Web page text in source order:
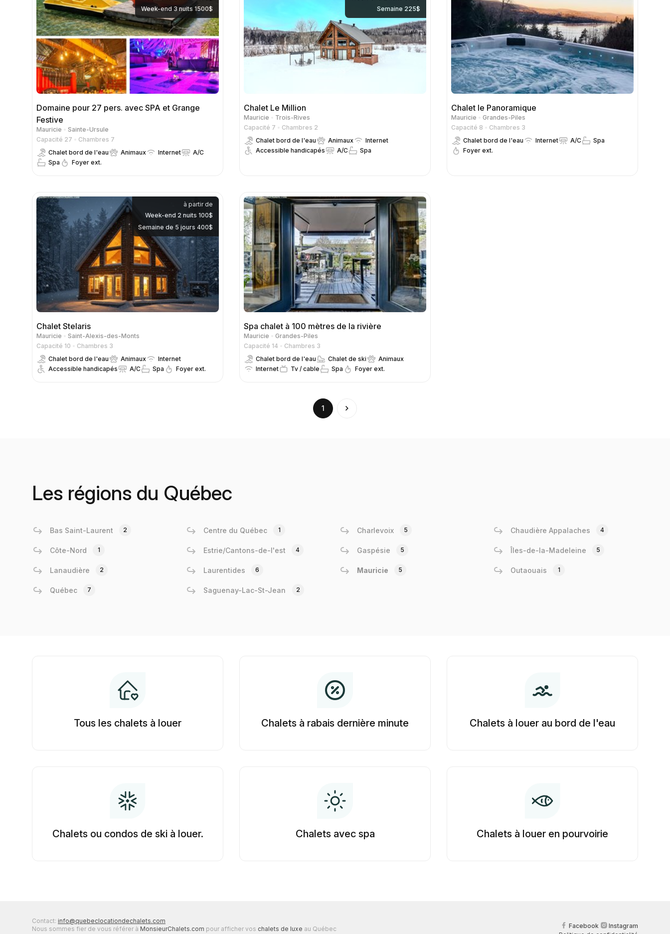
Week-end 3 nuits 1500$
Domaine pour 27 pers. avec SPA et Grange
Festive
Mauricie
Sainte-Ursule
Capacité 27
Chambres 7
Chalet bord de l'eau
Animaux Internet
A/C
Spa
Foyer ext.
Semaine 225$
Chalet Le Million
Mauricie
Trois-Rives
Capacité 7
Chambres 2
Chalet bord de l'eau
Animaux
Internet
Accessible handicapés
A/C Spa
Chalet le Panoramique
Mauricie
Grandes-Piles
Capacité 8
Chambres 3
Chalet bord de l'eau
Internet A/C
Spa
Foyer ext.
à partir de
Week-end 2 nuits 100$
Semaine de 5 jours 400$
Chalet Stelaris
Mauricie
Saint-Alexis-des-Monts
Capacité 10
Chambres 3
Chalet bord de l'eau
Animaux
Internet
Accessible handicapés
A/C Spa Foyer ext.
Spa chalet à 100 mètres de la rivière
Mauricie
Grandes-Piles
Capacité 14
Chambres 3
Chalet bord de l'eau
Chalet de ski
Animaux
Internet
Tv / cable Spa Foyer ext.
1
(current)
Les régions du Québec
Bas Saint-Laurent 2 Centre du Québec 1 Charlevoix 5 Chaudière Appalaches 4
Côte-Nord 1 Estrie/Cantons-de-l'est 4 Gaspésie 5 Îles-de-la-Madeleine 5
Lanaudière 2 Laurentides 6 Mauricie 5 Outaouais 1
Québec 7 Saguenay-Lac-St-Jean 2
Tous les chalets à louer Chalets à rabais dernière minute Chalets à louer au bord de l'eau
Chalets ou condos de ski à louer. Chalets avec spa Chalets à louer en pourvoirie
Contact: info@quebeclocationdechalets.com
Nous sommes fier de vous référer à MonsieurChalets.com pour afficher vos chalets de luxe au Québec
Facebook
Instagram